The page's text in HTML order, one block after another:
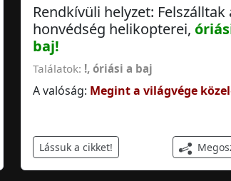
Rendkívüli helyzet: Felszálltak
honvédség helikopterei,
baj!
Találatok: !, óriási a baj
A valóság: Megint a világvége
Lássuk a cikket!